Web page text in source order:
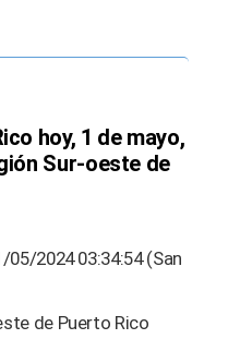
hoy, 1 de mayo,
Sur-oeste de
05/2024 03:34:54 (San
de Puerto Rico